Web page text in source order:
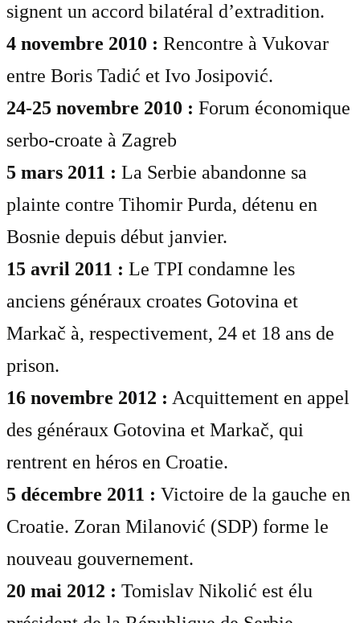
signent un accord bilatéral d’extradition.
4 novembre 2010 : Rencontre à Vukovar
entre Boris Tadić et Ivo Josipović.
24-25 novembre 2010 : Forum économique
serbo-croate à Zagreb
5 mars 2011 : La Serbie abandonne sa
plainte contre Tihomir Purda, détenu en
Bosnie depuis début janvier.
15 avril 2011 : Le TPI condamne les
anciens généraux croates Gotovina et
Markač à, respectivement, 24 et 18 ans de
prison.
16 novembre 2012 : Acquittement en appel
des généraux Gotovina et Markač, qui
rentrent en héros en Croatie.
5 décembre 2011 : Victoire de la gauche en
Croatie. Zoran Milanović (SDP) forme le
nouveau gouvernement.
20 mai 2012 : Tomislav Nikolić est élu